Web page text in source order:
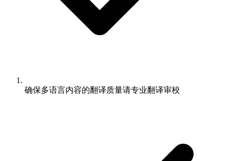
确保多语言内容的翻译质量请专业翻译审校